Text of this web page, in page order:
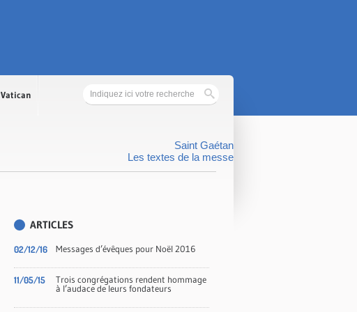
Vatican
Saint Gaétan
Les textes de la messe
ARTICLES
02/12/16 Messages d’évêques pour Noël 2016
11/05/15
Trois congrégations rendent hommage
à l’audace de leurs fondateurs